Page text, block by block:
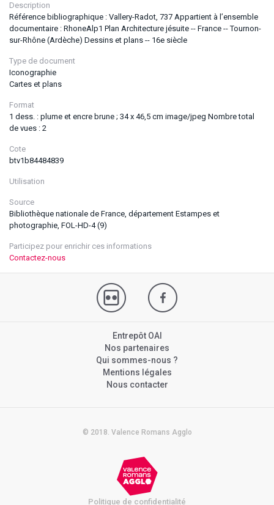
Description
Référence bibliographique : Vallery-Radot, 737 Appartient à l’ensemble
documentaire : RhoneAlp1 Plan Architecture jésuite -- France -- Tournon-
sur-Rhône (Ardèche) Dessins et plans -- 16e siècle
Type de document
Iconographie
Cartes et plans
Format
1 dess. : plume et encre brune ; 34 x 46,5 cm image/jpeg Nombre total
de vues : 2
Cote
btv1b84484839
Utilisation
Source
Bibliothèque nationale de France, département Estampes et
photographie, FOL-HD-4 (9)
Participez pour enrichir ces informations
Contactez-nous
Entrepôt OAI
Nos partenaires
Qui sommes-nous ?
Mentions légales
Nous contacter
© 2018. Valence Romans Agglo
Politique de confidentialité